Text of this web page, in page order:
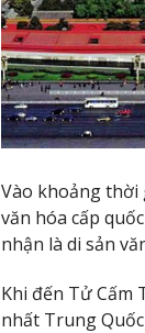
Vào khoảng thời
văn hóa cấp
nhận là di sản
Khi đến Tử Cấm
nhất Trung